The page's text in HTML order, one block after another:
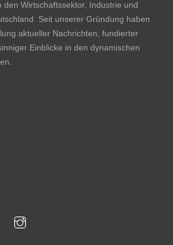
den Wirtschaftssektor, Industrie und
Seit unserer Gründung haben
aktueller Nachrichten, fundierter
Einblicke in den dynamischen
YouTube